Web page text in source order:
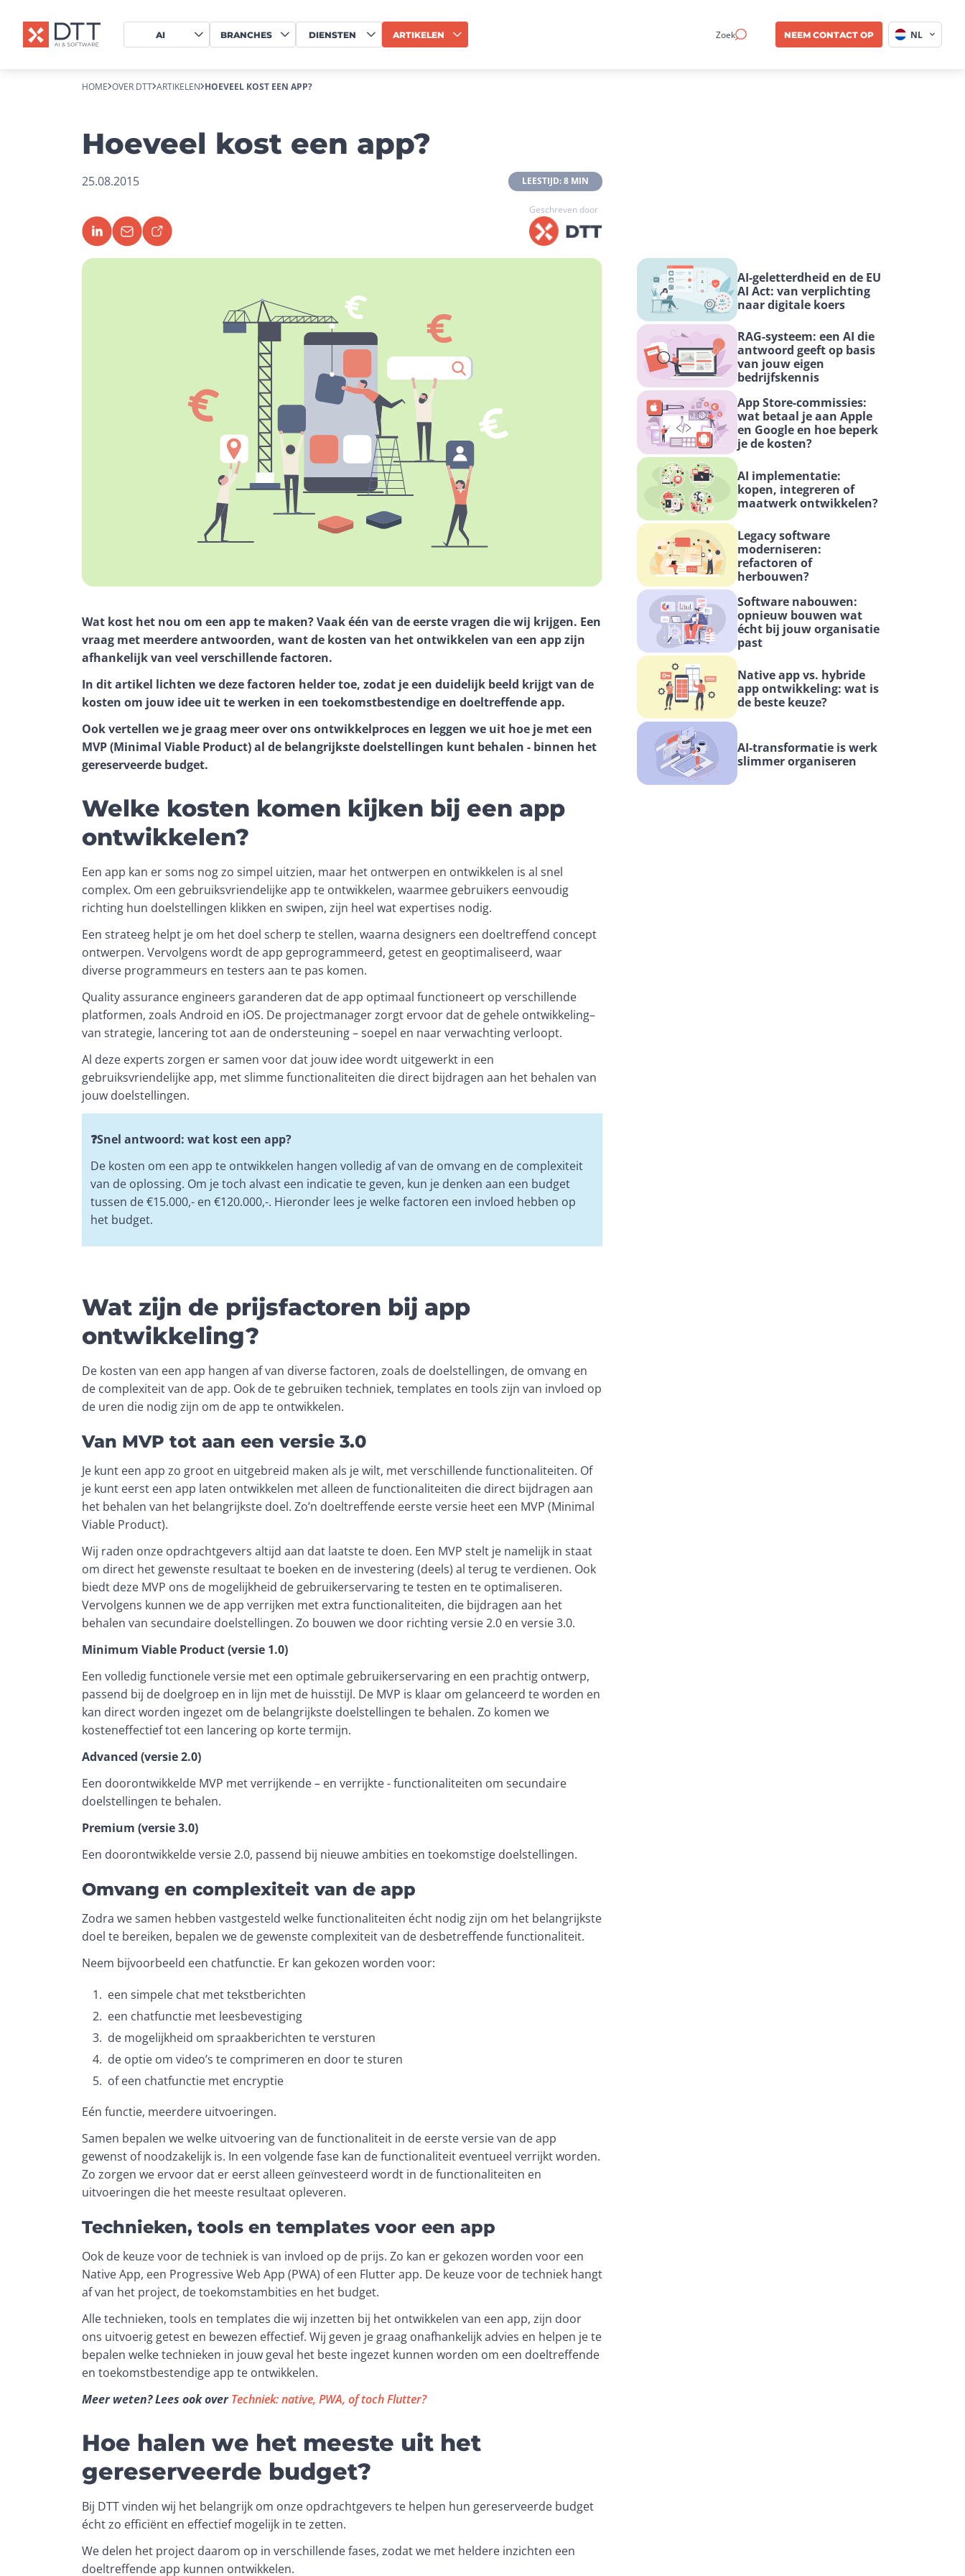
AI BRANCHES DIENSTEN ARTIKELEN Zoek NEEM CONTACT OP NL
HOME OVER DTT ARTIKELEN HOEVEEL KOST EEN APP?
Hoeveel kost een app?
25.08.2015 LEESTIJD: 8 MIN
Geschreven door
Wat kost het nou om een app te maken? Vaak één van de eerste vragen die wij krijgen. Een
vraag met meerdere antwoorden, want de kosten van het ontwikkelen van een app zijn
afhankelijk van veel verschillende factoren.
In dit artikel lichten we deze factoren helder toe, zodat je een duidelijk beeld krijgt van de
kosten om jouw idee uit te werken in een toekomstbestendige en doeltreffende app.
Ook vertellen we je graag meer over ons ontwikkelproces en leggen we uit hoe je met een
MVP (Minimal Viable Product) al de belangrijkste doelstellingen kunt behalen - binnen het
gereserveerde budget.
Welke kosten komen kijken bij een app
ontwikkelen?
Een app kan er soms nog zo simpel uitzien, maar het ontwerpen en ontwikkelen is al snel
complex. Om een gebruiksvriendelijke app te ontwikkelen, waarmee gebruikers eenvoudig
richting hun doelstellingen klikken en swipen, zijn heel wat expertises nodig.
Een strateeg helpt je om het doel scherp te stellen, waarna designers een doeltreffend concept
ontwerpen. Vervolgens wordt de app geprogrammeerd, getest en geoptimaliseerd, waar
diverse programmeurs en testers aan te pas komen.
Quality assurance engineers garanderen dat de app optimaal functioneert op verschillende
platformen, zoals Android en iOS. De projectmanager zorgt ervoor dat de gehele ontwikkeling–
van strategie, lancering tot aan de ondersteuning – soepel en naar verwachting verloopt.
Al deze experts zorgen er samen voor dat jouw idee wordt uitgewerkt in een
gebruiksvriendelijke app, met slimme functionaliteiten die direct bijdragen aan het behalen van
jouw doelstellingen.
❓Snel antwoord: wat kost een app?
De kosten om een app te ontwikkelen hangen volledig af van de omvang en de complexiteit
van de oplossing. Om je toch alvast een indicatie te geven, kun je denken aan een budget
tussen de €15.000,- en €120.000,-. Hieronder lees je welke factoren een invloed hebben op
het budget.
Wat zijn de prijsfactoren bij app
ontwikkeling?
De kosten van een app hangen af van diverse factoren, zoals de doelstellingen, de omvang en
de complexiteit van de app. Ook de te gebruiken techniek, templates en tools zijn van invloed op
de uren die nodig zijn om de app te ontwikkelen.
Van MVP tot aan een versie 3.0
Je kunt een app zo groot en uitgebreid maken als je wilt, met verschillende functionaliteiten. Of
je kunt eerst een app laten ontwikkelen met alleen de functionaliteiten die direct bijdragen aan
het behalen van het belangrijkste doel. Zo’n doeltreffende eerste versie heet een MVP (Minimal
Viable Product).
Wij raden onze opdrachtgevers altijd aan dat laatste te doen. Een MVP stelt je namelijk in staat
om direct het gewenste resultaat te boeken en de investering (deels) al terug te verdienen. Ook
biedt deze MVP ons de mogelijkheid de gebruikerservaring te testen en te optimaliseren.
Vervolgens kunnen we de app verrijken met extra functionaliteiten, die bijdragen aan het
behalen van secundaire doelstellingen. Zo bouwen we door richting versie 2.0 en versie 3.0.
Minimum Viable Product (versie 1.0)
Een volledig functionele versie met een optimale gebruikerservaring en een prachtig ontwerp,
passend bij de doelgroep en in lijn met de huisstijl. De MVP is klaar om gelanceerd te worden en
kan direct worden ingezet om de belangrijkste doelstellingen te behalen. Zo komen we
kosteneffectief tot een lancering op korte termijn.
Advanced (versie 2.0)
Een doorontwikkelde MVP met verrijkende – en verrijkte - functionaliteiten om secundaire
doelstellingen te behalen.
Premium (versie 3.0)
Een doorontwikkelde versie 2.0, passend bij nieuwe ambities en toekomstige doelstellingen.
Omvang en complexiteit van de app
Zodra we samen hebben vastgesteld welke functionaliteiten écht nodig zijn om het belangrijkste
doel te bereiken, bepalen we de gewenste complexiteit van de desbetreffende functionaliteit.
Neem bijvoorbeeld een chatfunctie. Er kan gekozen worden voor:
een simpele chat met tekstberichten
een chatfunctie met leesbevestiging
de mogelijkheid om spraakberichten te versturen
de optie om video’s te comprimeren en door te sturen
of een chatfunctie met encryptie
Eén functie, meerdere uitvoeringen.
Samen bepalen we welke uitvoering van de functionaliteit in de eerste versie van de app
gewenst of noodzakelijk is. In een volgende fase kan de functionaliteit eventueel verrijkt worden.
Zo zorgen we ervoor dat er eerst alleen geïnvesteerd wordt in de functionaliteiten en
uitvoeringen die het meeste resultaat opleveren.
Technieken, tools en templates voor een app
Ook de keuze voor de techniek is van invloed op de prijs. Zo kan er gekozen worden voor een
Native App, een Progressive Web App (PWA) of een Flutter app. De keuze voor de techniek hangt
af van het project, de toekomstambities en het budget.
Alle technieken, tools en templates die wij inzetten bij het ontwikkelen van een app, zijn door
ons uitvoerig getest en bewezen effectief. Wij geven je graag onafhankelijk advies en helpen je te
bepalen welke technieken in jouw geval het beste ingezet kunnen worden om een doeltreffende
en toekomstbestendige app te ontwikkelen.
Meer weten? Lees ook over Techniek: native, PWA, of toch Flutter?
Hoe halen we het meeste uit het
gereserveerde budget?
Bij DTT vinden wij het belangrijk om onze opdrachtgevers te helpen hun gereserveerde budget
écht zo efficiënt en effectief mogelijk in te zetten.
We delen het project daarom op in verschillende fases, zodat we met heldere inzichten een
doeltreffende app kunnen ontwikkelen.
AI-geletterdheid en de EU
AI Act: van verplichting
naar digitale koers
RAG-systeem: een AI die
antwoord geeft op basis
van jouw eigen
bedrijfskennis
App Store-commissies:
wat betaal je aan Apple
en Google en hoe beperk
je de kosten?
AI implementatie:
kopen, integreren of
maatwerk ontwikkelen?
Legacy software
moderniseren:
refactoren of
herbouwen?
Software nabouwen:
opnieuw bouwen wat
écht bij jouw organisatie
past
Native app vs. hybride
app ontwikkeling: wat is
de beste keuze?
AI-transformatie is werk
slimmer organiseren